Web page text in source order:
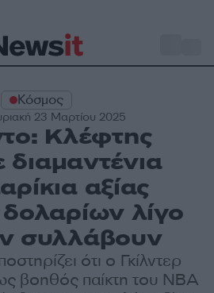
Κόσμος
23 Μαρτίου 2025
Κλέφτης
διαμαντένια
αξίας
λίγο
συλλάβουν
ότι ο Γκίλντερ
βοηθός παίκτη του NBA